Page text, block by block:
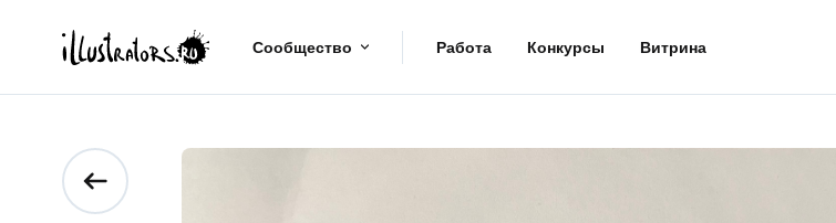
Сообщество Работа Конкурсы Витрина